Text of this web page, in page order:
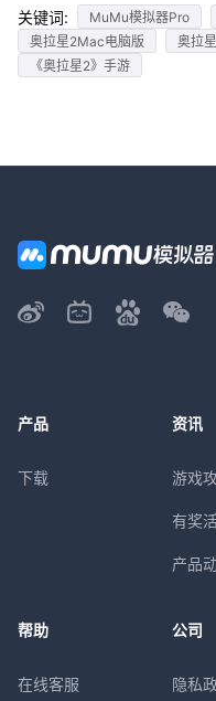
关键词: MuMu模拟器Pro
奥拉星2Mac电脑版
奥拉
《奥拉星2》手游
产品
下载
资讯
游戏
有奖
产品
帮助
在线客服
公司
隐私